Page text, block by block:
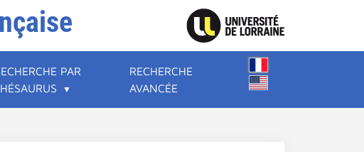
PAR
RECHERCHE
AVANCÉE